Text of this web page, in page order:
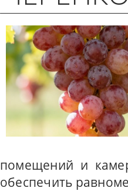
помещений и
обеспечить